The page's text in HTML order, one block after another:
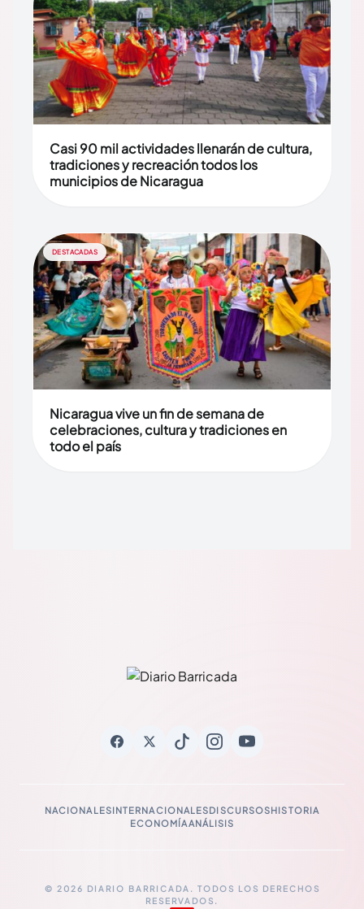
Casi 90 mil actividades llenarán de cultura,
tradiciones y recreación todos los
municipios de Nicaragua
DESTACADAS
Nicaragua vive un fin de semana de
celebraciones, cultura y tradiciones en
todo el país
NACIONALESINTERNACIONALESDISCURSOSHISTORIA
ECONOMÍAANÁLISIS
© 2026 DIARIO BARRICADA. TODOS LOS DERECHOS
RESERVADOS.